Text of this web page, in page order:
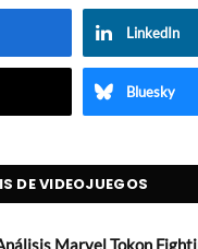
LinkedIn
Bluesky
DE VIDEOJUEGOS
Marvel Tokon